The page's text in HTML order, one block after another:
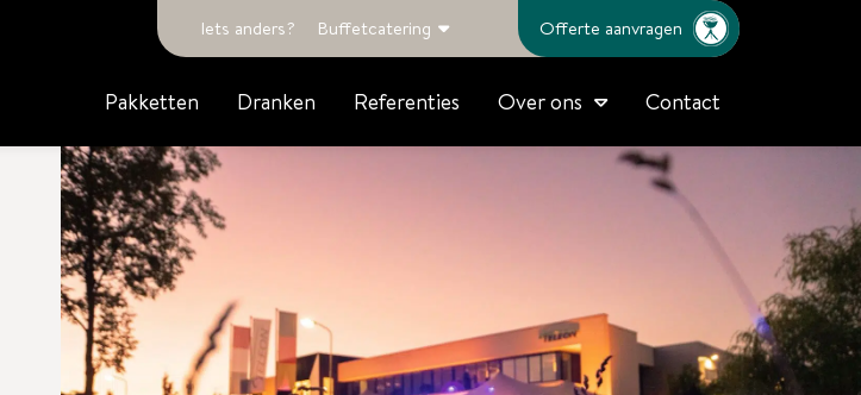
Iets anders? Buffetcatering Offerte aanvragen
Pakketten Dranken Referenties Over ons Contact